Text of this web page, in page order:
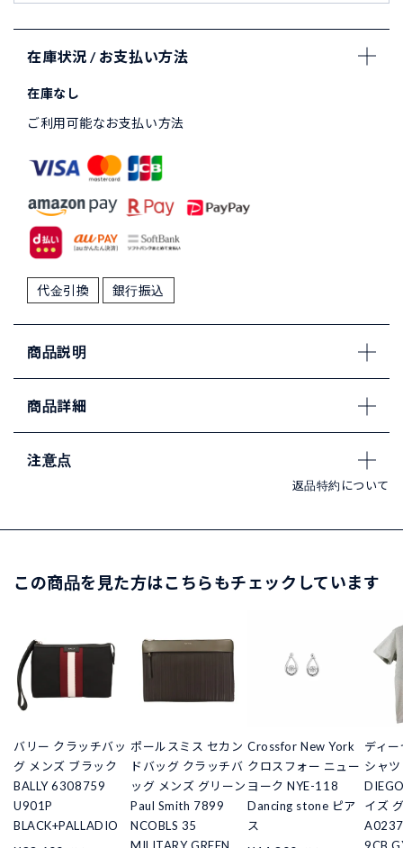
在庫状況 / お支払い方法
在庫なし
ご利用可能なお支払い方法
代金引換 銀行振込
商品説明
商品詳細
注意点
返品特約について
この商品を見た方はこちらもチェックしています
バリー クラッチバッ
グ メンズ ブラック
BALLY 6308759
U901P
BLACK+PALLADIO
ポールスミス セカン
ドバッグ クラッチバ
ッグ メンズ グリーン
Paul Smith 7899
NCOBLS 35
Crossfor New York
クロスフォー ニュー
ヨーク NYE-118
Dancing stone ピア
ス
ディ
シャ
イズ